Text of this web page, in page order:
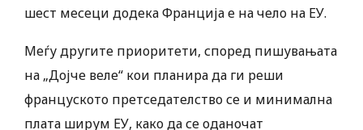
шест месеци додека Франција е на чело на ЕУ.
Меѓу другите приоритети, според пишувањата
на „Дојче веле“ кои планира да ги реши
француското претседателство се и минимална
плата ширум ЕУ, како да се оданочат